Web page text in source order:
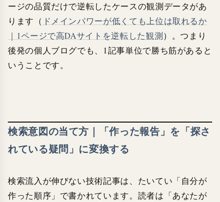
ージの品質だけで逆転したケースの観測データがあ
ります（ ドメインパワーが低くても上位は取れるか
｜1ページで高DAサイトを逆転した観測）。つまり
後発の個人ブログでも、1記事単位で勝ち筋があると
いうことです。
検索意図の当て方｜「作った報告」を「探さ
れている疑問」に変換する
検索流入が伸びない技術記事は、たいてい「自分が
作った順序」で書かれています。読者は「あなたが